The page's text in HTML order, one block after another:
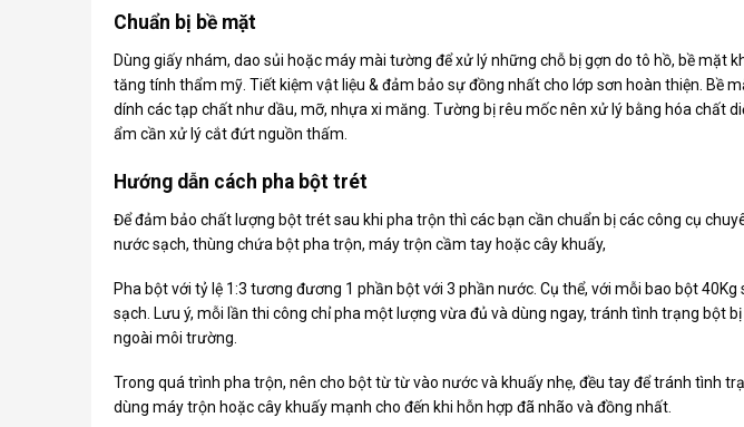
Chuẩn bị bề mặt
Dùng giấy nhám, dao sủi hoặc máy mài tường để xử lý những chỗ bị gợn do tô hồ, bề mặt
tăng tính thẩm mỹ. Tiết kiệm vật liệu & đảm bảo sự đồng nhất cho lớp sơn hoàn thiện. Bề
dính các tạp chất như dầu, mỡ, nhựa xi măng. Tường bị rêu mốc nên xử lý bằng hóa chất
ẩm cần xử lý cắt đứt nguồn thấm.
Hướng dẫn cách pha bột trét
Để đảm bảo chất lượng bột trét sau khi pha trộn thì các bạn cần chuẩn bị các công cụ
nước sạch, thùng chứa bột pha trộn, máy trộn cầm tay hoặc cây khuấy,
Pha bột với tỷ lệ 1:3 tương đương 1 phần bột với 3 phần nước. Cụ thể, với mỗi bao bột 40Kg
sạch. Lưu ý, mỗi lần thi công chỉ pha một lượng vừa đủ và dùng ngay, tránh tình trạng bột
ngoài môi trường.
Trong quá trình pha trộn, nên cho bột từ từ vào nước và khuấy nhẹ, đều tay để tránh tình
dùng máy trộn hoặc cây khuấy mạnh cho đến khi hỗn hợp đã nhão và đồng nhất.